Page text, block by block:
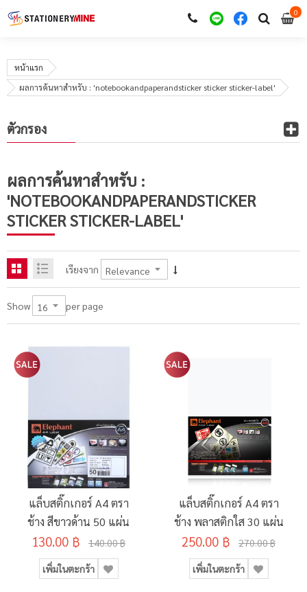
00
หน้าแรก
ผลการค้นหาสำหรับ : 'notebookandpaperandsticker sticker sticker-label'
ผลการค้นหาสำหรับ :
'NOTEBOOKANDPAPERANDSTICKER
STICKER STICKER-LABEL'
เรียงจาก
Show per page
แล็บสติ๊กเกอร์ A4 ตรา
ช้าง สีขาวด้าน 50 แผ่น
130.00 ฿ 140.00 ฿
เพิ่มในตะกร้า
แล็บสติ๊กเกอร์ A4 ตรา
ช้าง พลาสติกใส 30 แผ่น
250.00 ฿ 270.00 ฿
เพิ่มในตะกร้า
ตัวกรอง